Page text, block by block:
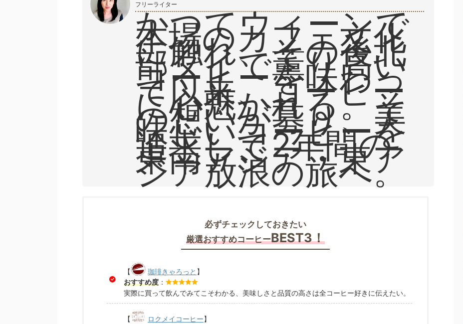
フリーライター
かつてウィーンで
本場のカフェ文化
に触れ、その後北
部タイで薫り高い
コーヒーを味わっ
て以来、コーヒー
に心魅かれる。そ
の想いが募り、美
味しいコーヒーを
追求して2年間の
東南アジア・東ア
ジア放浪の旅へ。
必ずチェックしておきたい
厳選おすすめコーヒーBEST3！
【 珈琲きゃろっと 】
おすすめ度 ：
実際に買って飲んでみてこそわかる、美味しさと品質の高さは全コーヒー好きに伝えたい。
【 ロクメイコーヒー】